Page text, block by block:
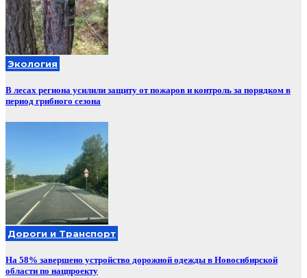
Экология
В лесах региона усилили защиту от пожаров и контроль за порядком в
период грибного сезона
Дороги и Транспорт
На 58% завершено устройство дорожной одежды в Новосибирской
области по нацпроекту